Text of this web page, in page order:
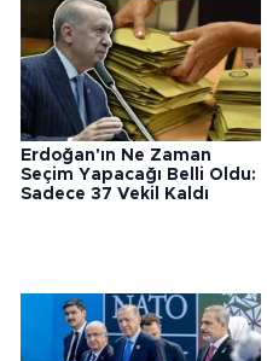
Erdoğan'ın Ne Zaman
Seçim Yapacağı Belli Oldu:
Sadece 37 Vekil Kaldı